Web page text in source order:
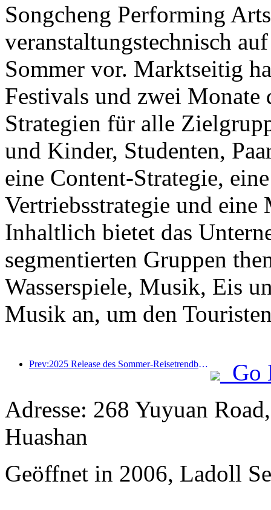
Songcheng Performing
veranstaltungstechnisch
Sommer vor. Marktseitig
Festivals und zwei Monate
Strategien für alle
und Kinder, Studenten,
eine Content-Strategie,
Vertriebsstrategie und eine
Inhaltlich bietet das
segmentierten Gruppen
Wasserspiele, Musik, Eis
Musik an, um den
Prev:2025 Release des Sommer-Reisetrendberichts: Die Kundenbasis der Eltern-Kind-Kundendise machen mehr als 60% aus
Go
Adresse: 268 Yuyuan
Huashan
Geöffnet in 2006, Ladoll